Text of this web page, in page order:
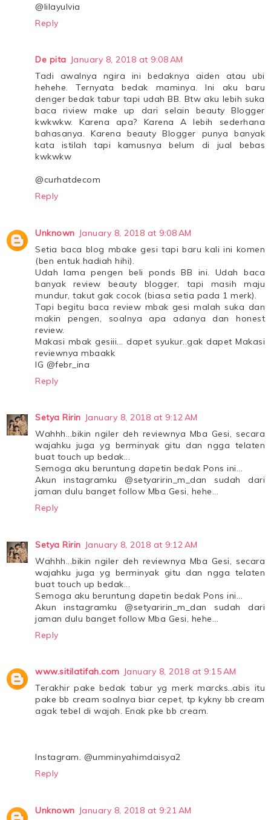
@lilayulvia
Reply
De pita January 8, 2018 at 9:08 AM
Tadi awalnya ngira ini bedaknya aiden atau ubi
hehehe. Ternyata bedak maminya. Ini aku baru
denger bedak tabur tapi udah BB. Btw aku lebih suka
baca riview make up dari selain beauty Blogger
kwkwkw. Karena apa? Karena A lebih sederhana
bahasanya. Karena beauty Blogger punya banyak
kata istilah tapi kamusnya belum di jual bebas
kwkwkw
@curhatdecom
Reply
Unknown January 8, 2018 at 9:08 AM
Setia baca blog mbake gesi tapi baru kali ini komen
(ben entuk hadiah hihi).
Udah lama pengen beli ponds BB ini. Udah baca
banyak review beauty blogger, tapi masih maju
mundur, takut gak cocok (biasa setia pada 1 merk).
Tapi begitu baca review mbak gesi malah suka dan
makin pengen, soalnya apa adanya dan honest
review.
Makasi mbak gesiii... dapet syukur..gak dapet Makasi
reviewnya mbaakk
IG @febr_ina
Reply
Setya Ririn January 8, 2018 at 9:12 AM
Wahhh...bikin ngiler deh reviewnya Mba Gesi, secara
wajahku juga yg berminyak gitu dan ngga telaten
buat touch up bedak...
Semoga aku beruntung dapetin bedak Pons ini...
Akun instagramku @setyaririn_m_dan sudah dari
jaman dulu banget follow Mba Gesi, hehe...
Reply
Setya Ririn January 8, 2018 at 9:12 AM
Wahhh...bikin ngiler deh reviewnya Mba Gesi, secara
wajahku juga yg berminyak gitu dan ngga telaten
buat touch up bedak...
Semoga aku beruntung dapetin bedak Pons ini...
Akun instagramku @setyaririn_m_dan sudah dari
jaman dulu banget follow Mba Gesi, hehe...
Reply
www.sitilatifah.com January 8, 2018 at 9:15 AM
Terakhir pake bedak tabur yg merk marcks..abis itu
pake bb cream soalnya biar cepet, tp kykny bb cream
agak tebel di wajah. Enak pke bb cream.
Instagram. @umminyahimdaisya2
Reply
Unknown January 8, 2018 at 9:21 AM